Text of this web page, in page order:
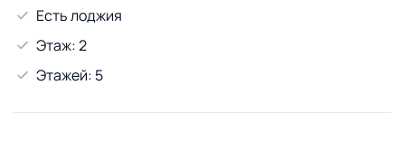
Есть лоджия
Этаж: 2
Этажей: 5